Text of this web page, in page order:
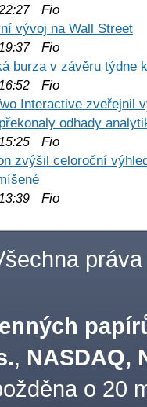
Fio
vývoj na Wall Street
Fio
burza v závěru týdne
Fio
Interactive zveřejnil
odhady
Fio
zvýšil celoroční
Fio
práva
, NASDAQ,
o 20